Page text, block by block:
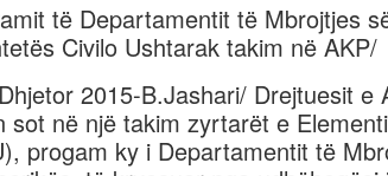
të Departamentit të Mbrojtjes
Civilo Ushtarak takim në AKP/
2015-B.Jashari/ Drejtuesit e
sot në një takim zyrtarët e
progam ky i Departamentit të